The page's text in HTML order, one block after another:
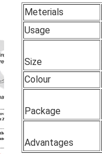
Meterials
Usage
Size
Colour
Package
Advantages